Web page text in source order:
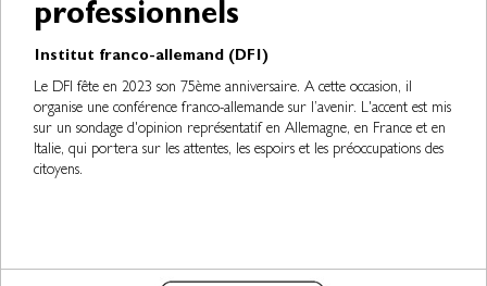
professionnels
Institut franco-allemand (DFI)
Le DFI fête en 2023 son 75ème anniversaire. A cette occasion, il
organise une conférence franco-allemande sur l’avenir. L'accent est mis
sur un sondage d'opinion représentatif en Allemagne, en France et en
Italie, qui portera sur les attentes, les espoirs et les préoccupations des
citoyens.